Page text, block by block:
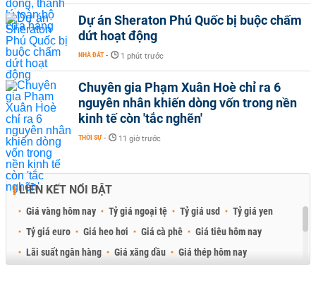
Dự án Sheraton Phú Quốc bị buộc chấm
dứt hoạt động
NHÀ ĐẤT - 1 phút trước
Chuyên gia Phạm Xuân Hoè chỉ ra 6
nguyên nhân khiến dòng vốn trong nền
kinh tế còn 'tắc nghẽn'
THỜI SỰ - 11 giờ trước
LIÊN KẾT NỔI BẬT
Giá vàng hôm nay Tỷ giá ngoại tệ Tỷ giá usd
Tỷ giá yen
Tỷ giá euro
Giá heo hơi Giá cà phê
Giá tiêu hôm nay
Lãi suất ngân hàng
Giá xăng dầu
Giá thép hôm nay